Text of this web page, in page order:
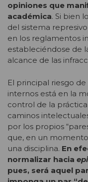
opiniones que
académica. Si bien
del sistema
en los reglamentos
estableciéndose de
alcance de las
El principal riesgo
internos está en la
control de la
caminos
por los propios
que, en un
una disciplina. En
normalizar hacia
pues, será aquel